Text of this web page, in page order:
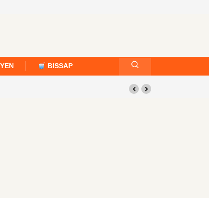
BISSAP
du 19 au 25 juillet 2026